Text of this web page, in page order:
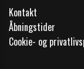
FÅ TILBUD
Kontakt
Åbningstider
Cookie- og